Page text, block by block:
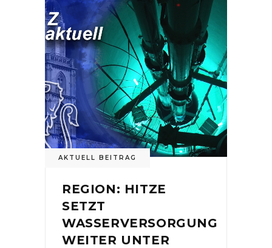
AKTUELL BEITRAG
REGION: HITZE
SETZT
WASSERVERSORGUNG
WEITER UNTER